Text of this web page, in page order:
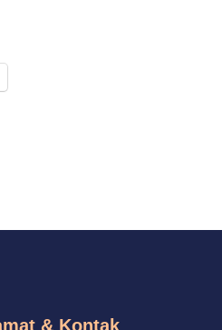
& Kontak